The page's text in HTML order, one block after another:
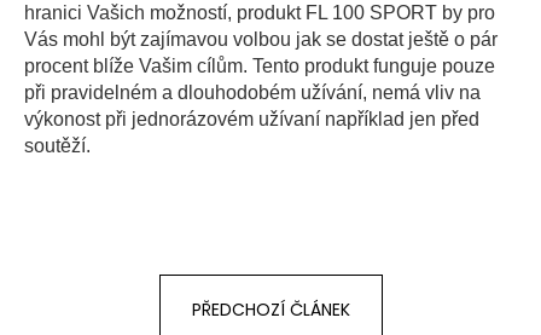
hranici Vašich možností, produkt FL 100 SPORT by pro
Vás mohl být zajímavou volbou jak se dostat ještě o pár
procent blíže Vašim cílům. Tento produkt funguje pouze
při pravidelném a dlouhodobém užívání, nemá vliv na
výkonost při jednorázovém užívaní například jen před
soutěží.
PŘEDCHOZÍ ČLÁNEK